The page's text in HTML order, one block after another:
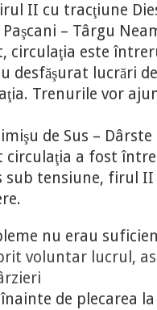
II cu tracţiune
Paşcani – Târgu
circulaţia este
desfăşurat lucrări
Trenurile vor
de Sus –
circulaţia a fost
tensiune, firul II
nu erau
voluntar lucrul,
de plecarea